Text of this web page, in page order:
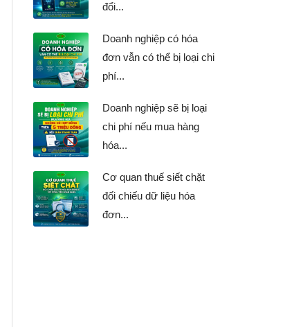
đổi...
Doanh nghiệp có hóa
đơn vẫn có thể bị loại chi
phí...
Doanh nghiệp sẽ bị loại
chi phí nếu mua hàng
hóa...
Cơ quan thuế siết chặt
đối chiếu dữ liệu hóa
đơn...